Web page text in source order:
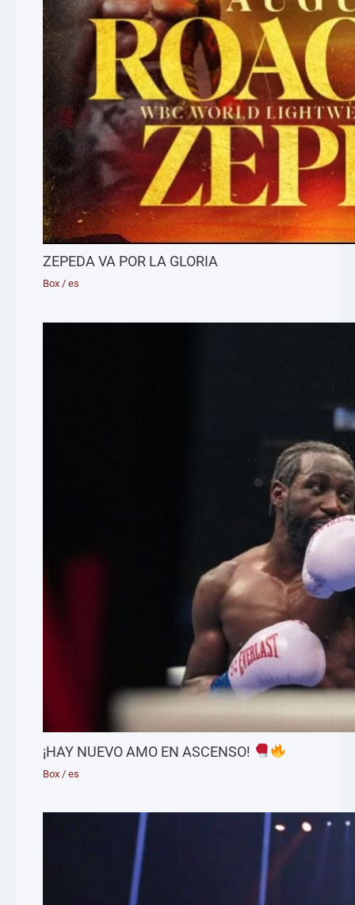
ZEPEDA VA POR LA GLORIA
Box /es
¡HAY NUEVO AMO EN ASCENSO!
Box /es